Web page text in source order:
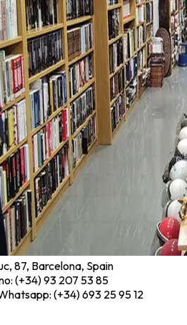
87, Barcelona, Spain
(+34) 93 207 53 85
(+34) 693 25 95 12